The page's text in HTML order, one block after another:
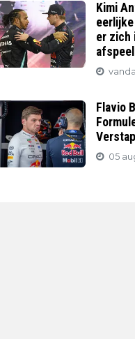
Kimi
er zich
Flavio
05